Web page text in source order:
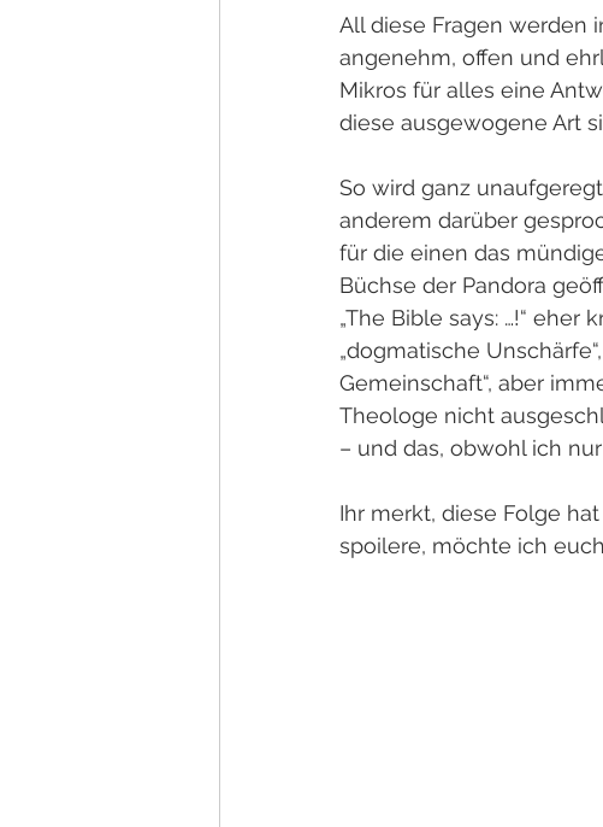
All diese Fragen werden
angenehm, offen und
Mikros für alles eine
diese ausgewogene Art
So wird ganz
anderem darüber
für die einen das
Büchse der Pandora
„The Bible says: …!“
„dogmatische
Gemeinschaft“, aber
Theologe nicht
– und das, obwohl ich
Ihr merkt, diese Folge
spoilere, möchte ich